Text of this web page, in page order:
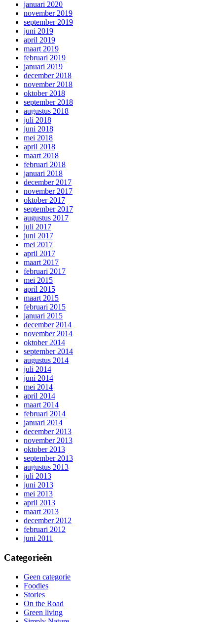
januari 2020
november 2019
september 2019
juni 2019
april 2019
maart 2019
februari 2019
januari 2019
december 2018
november 2018
oktober 2018
september 2018
augustus 2018
juli 2018
juni 2018
mei 2018
april 2018
maart 2018
februari 2018
januari 2018
december 2017
november 2017
oktober 2017
september 2017
augustus 2017
juli 2017
juni 2017
mei 2017
april 2017
maart 2017
februari 2017
mei 2015
april 2015
maart 2015
februari 2015
januari 2015
december 2014
november 2014
oktober 2014
september 2014
augustus 2014
juli 2014
juni 2014
mei 2014
april 2014
maart 2014
februari 2014
januari 2014
december 2013
november 2013
oktober 2013
september 2013
augustus 2013
juli 2013
juni 2013
mei 2013
april 2013
maart 2013
december 2012
februari 2012
juni 2011
Categorieën
Geen categorie
Foodies
Stories
On the Road
Green living